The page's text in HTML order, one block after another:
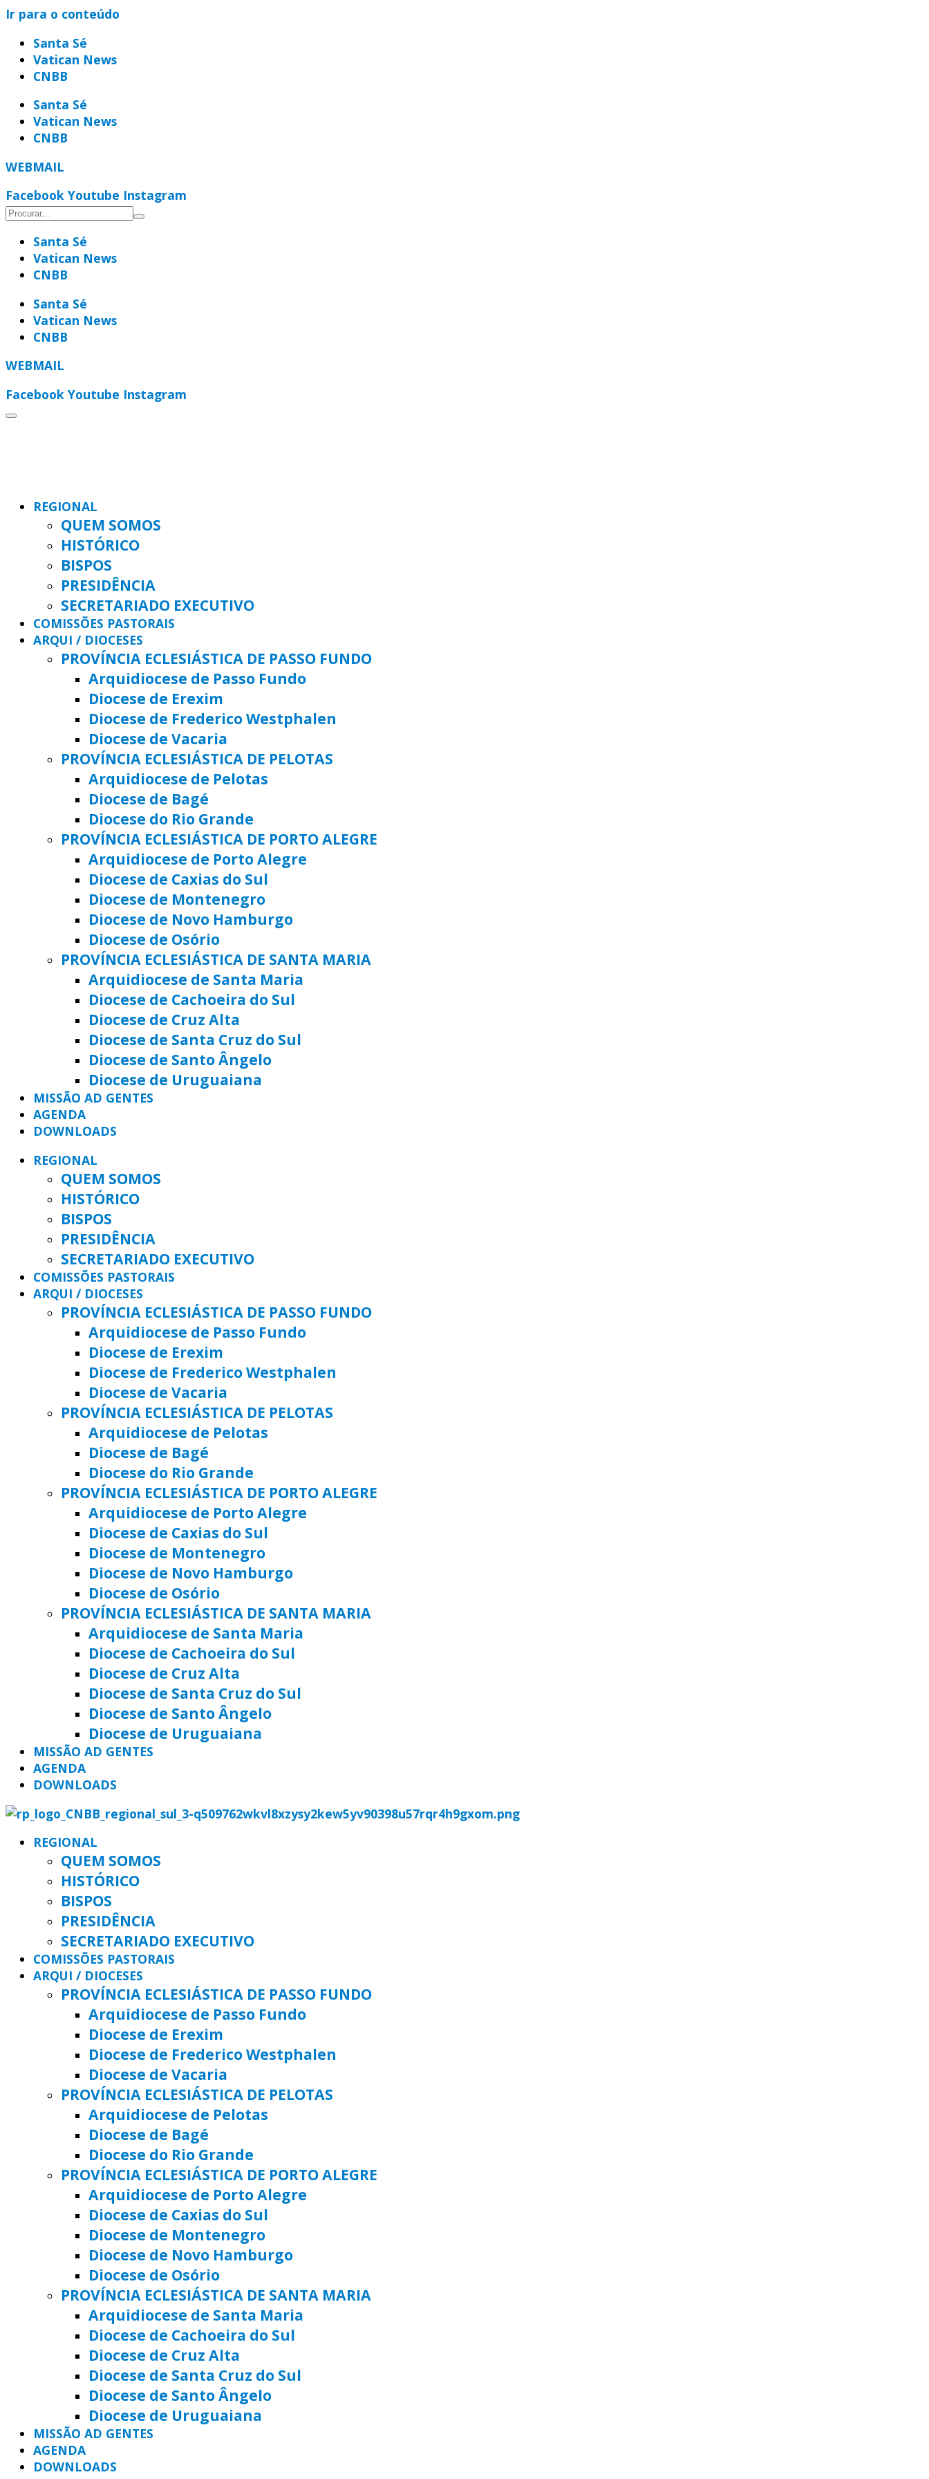
Ir para o conteúdo
Santa Sé
Vatican News
CNBB
Santa Sé
Vatican News
CNBB
WEBMAIL
Facebook Youtube Instagram
Santa Sé
Vatican News
CNBB
Santa Sé
Vatican News
CNBB
WEBMAIL
Facebook Youtube Instagram
REGIONAL
QUEM SOMOS
HISTÓRICO
BISPOS
PRESIDÊNCIA
SECRETARIADO EXECUTIVO
COMISSÕES PASTORAIS
ARQUI / DIOCESES
PROVÍNCIA ECLESIÁSTICA DE PASSO FUNDO
Arquidiocese de Passo Fundo
Diocese de Erexim
Diocese de Frederico Westphalen
Diocese de Vacaria
PROVÍNCIA ECLESIÁSTICA DE PELOTAS
Arquidiocese de Pelotas
Diocese de Bagé
Diocese do Rio Grande
PROVÍNCIA ECLESIÁSTICA DE PORTO ALEGRE
Arquidiocese de Porto Alegre
Diocese de Caxias do Sul
Diocese de Montenegro
Diocese de Novo Hamburgo
Diocese de Osório
PROVÍNCIA ECLESIÁSTICA DE SANTA MARIA
Arquidiocese de Santa Maria
Diocese de Cachoeira do Sul
Diocese de Cruz Alta
Diocese de Santa Cruz do Sul
Diocese de Santo Ângelo
Diocese de Uruguaiana
MISSÃO AD GENTES
AGENDA
DOWNLOADS
REGIONAL
QUEM SOMOS
HISTÓRICO
BISPOS
PRESIDÊNCIA
SECRETARIADO EXECUTIVO
COMISSÕES PASTORAIS
ARQUI / DIOCESES
PROVÍNCIA ECLESIÁSTICA DE PASSO FUNDO
Arquidiocese de Passo Fundo
Diocese de Erexim
Diocese de Frederico Westphalen
Diocese de Vacaria
PROVÍNCIA ECLESIÁSTICA DE PELOTAS
Arquidiocese de Pelotas
Diocese de Bagé
Diocese do Rio Grande
PROVÍNCIA ECLESIÁSTICA DE PORTO ALEGRE
Arquidiocese de Porto Alegre
Diocese de Caxias do Sul
Diocese de Montenegro
Diocese de Novo Hamburgo
Diocese de Osório
PROVÍNCIA ECLESIÁSTICA DE SANTA MARIA
Arquidiocese de Santa Maria
Diocese de Cachoeira do Sul
Diocese de Cruz Alta
Diocese de Santa Cruz do Sul
Diocese de Santo Ângelo
Diocese de Uruguaiana
MISSÃO AD GENTES
AGENDA
DOWNLOADS
REGIONAL
QUEM SOMOS
HISTÓRICO
BISPOS
PRESIDÊNCIA
SECRETARIADO EXECUTIVO
COMISSÕES PASTORAIS
ARQUI / DIOCESES
PROVÍNCIA ECLESIÁSTICA DE PASSO FUNDO
Arquidiocese de Passo Fundo
Diocese de Erexim
Diocese de Frederico Westphalen
Diocese de Vacaria
PROVÍNCIA ECLESIÁSTICA DE PELOTAS
Arquidiocese de Pelotas
Diocese de Bagé
Diocese do Rio Grande
PROVÍNCIA ECLESIÁSTICA DE PORTO ALEGRE
Arquidiocese de Porto Alegre
Diocese de Caxias do Sul
Diocese de Montenegro
Diocese de Novo Hamburgo
Diocese de Osório
PROVÍNCIA ECLESIÁSTICA DE SANTA MARIA
Arquidiocese de Santa Maria
Diocese de Cachoeira do Sul
Diocese de Cruz Alta
Diocese de Santa Cruz do Sul
Diocese de Santo Ângelo
Diocese de Uruguaiana
MISSÃO AD GENTES
AGENDA
DOWNLOADS